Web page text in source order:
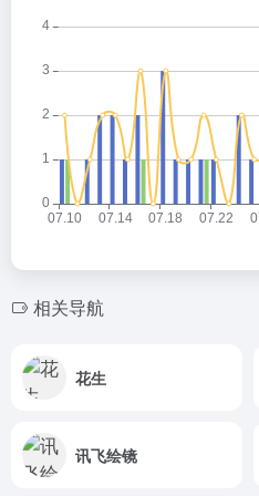
相关导航
花生
讯飞绘镜